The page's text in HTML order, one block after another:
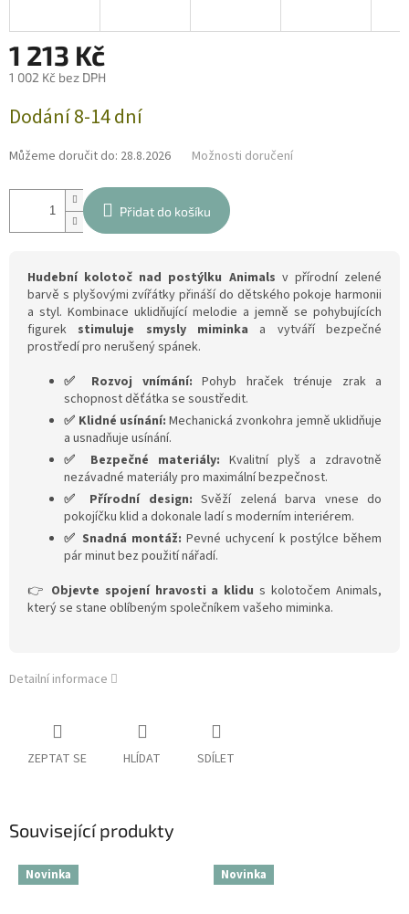
1 213 Kč
1 002 Kč bez DPH
cena:
Dodání 8-14 dní
Můžeme doručit do: 28.8.2026 Možnosti doručení
Přidat do košíku
Hudební kolotoč nad postýlku Animals v přírodní zelené
barvě s plyšovými zvířátky přináší do dětského pokoje harmonii
a styl. Kombinace uklidňující melodie a jemně se pohybujících
figurek stimuluje smysly miminka a vytváří bezpečné
prostředí pro nerušený spánek.
✅ Rozvoj vnímání: Pohyb hraček trénuje zrak a
schopnost děťátka se soustředit.
✅ Klidné usínání: Mechanická zvonkohra jemně uklidňuje
a usnadňuje usínání.
✅ Bezpečné materiály: Kvalitní plyš a zdravotně
nezávadné materiály pro maximální bezpečnost.
✅ Přírodní design: Svěží zelená barva vnese do
pokojíčku klid a dokonale ladí s moderním interiérem.
✅ Snadná montáž: Pevné uchycení k postýlce během
pár minut bez použití nářadí.
👉 Objevte spojení hravosti a klidu s kolotočem Animals,
který se stane oblíbeným společníkem vašeho miminka.
Detailní informace
ZEPTAT SE HLÍDAT SDÍLET
Související produkty
Novinka Novinka